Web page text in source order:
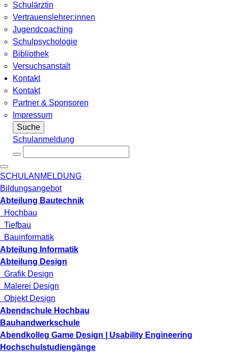
Schulärztin
Vertrauenslehrer:innen
Jugendcoaching
Schulpsychologie
Bibliothek
Versuchsanstalt
Kontakt
Kontakt
Partner & Sponsoren
Impressum
Suche
Schulanmeldung
SCHULANMELDUNG
Bildungsangebot
Abteilung Bautechnik
Hochbau
Tiefbau
Bauinformatik
Abteilung Informatik
Abteilung Design
Grafik Design
Malerei Design
Objekt Design
Abendschule Hochbau
Bauhandwerkschule
Abendkolleg Game Design | Usability Engineering
Hochschulstudiengänge